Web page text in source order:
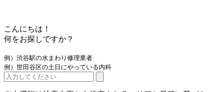
こんにちは！
何をお探しですか？
例）渋谷駅の水まわり修理業者
例）世田谷区の土日にやっている内科